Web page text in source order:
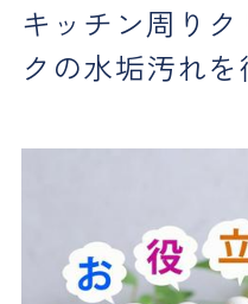
キッチン周り
クの水垢汚れ